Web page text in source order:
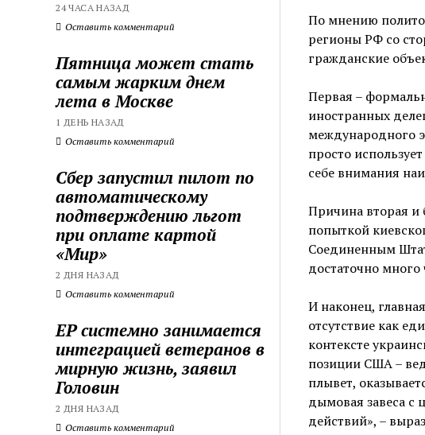
24 ЧАСА НАЗАД
Оставить комментарий
Пятница может стать
самым жарким днем
лета в Москве
1 ДЕНЬ НАЗАД
Оставить комментарий
Сбер запустил пилот по
автоматическому
подтверждению льгот
при оплате картой
«Мир»
2 ДНЯ НАЗАД
Оставить комментарий
ЕР системно занимается
интеграцией ветеранов в
мирную жизнь, заявил
Головин
2 ДНЯ НАЗАД
Оставить комментарий
По мнению
регионы РФ со
гражданские
Первая –
иностранных
международного
просто
себе внимания
Причина вторая и
попыткой
Соединенным
достаточно много
И наконец,
отсутствие как
контексте
позиции США –
плывет,
дымовая завеса с
действий», –